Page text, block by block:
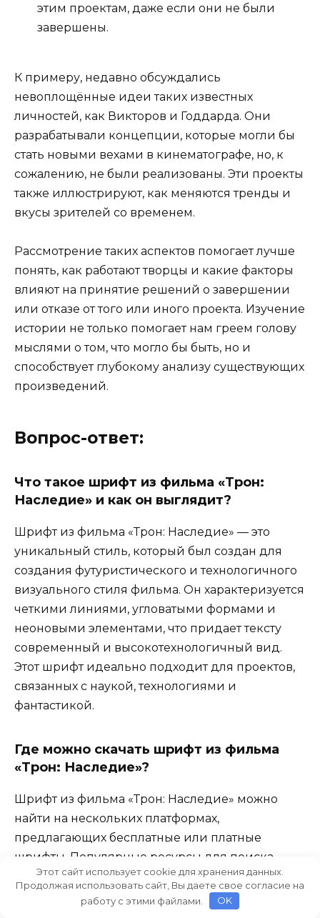
этим проектам, даже если они не были
завершены.
К примеру, недавно обсуждались
невоплощённые идеи таких известных
личностей, как Викторов и Годдарда. Они
разрабатывали концепции, которые могли бы
стать новыми вехами в кинематографе, но, к
сожалению, не были реализованы. Эти проекты
также иллюстрируют, как меняются тренды и
вкусы зрителей со временем.
Рассмотрение таких аспектов помогает лучше
понять, как работают творцы и какие факторы
влияют на принятие решений о завершении
или отказе от того или иного проекта. Изучение
истории не только помогает нам греем голову
мыслями о том, что могло бы быть, но и
способствует глубокому анализу существующих
произведений.
Вопрос-ответ:
Что такое шрифт из фильма «Трон:
Наследие» и как он выглядит?
Шрифт из фильма «Трон: Наследие» — это
уникальный стиль, который был создан для
создания футуристического и технологичного
визуального стиля фильма. Он характеризуется
четкими линиями, угловатыми формами и
неоновыми элементами, что придает тексту
современный и высокотехнологичный вид.
Этот шрифт идеально подходит для проектов,
связанных с наукой, технологиями и
фантастикой.
Где можно скачать шрифт из фильма
«Трон: Наследие»?
Шрифт из фильма «Трон: Наследие» можно
найти на нескольких платформах,
предлагающих бесплатные или платные
шрифты. Популярные ресурсы для поиска
шрифтов включают сайты, такие как DaFont,
FontSquirrel и Google Fonts. Перед
Этот сайт использует cookie для хранения данных.
Продолжая использовать сайт, Вы даете свое согласие на
работу с этими файлами.
OK